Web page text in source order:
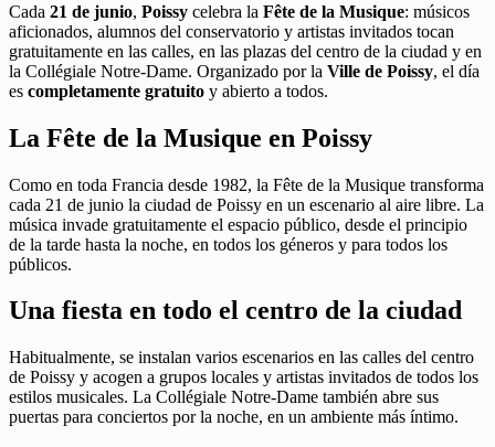
Cada 21 de junio, Poissy celebra la Fête de la Musique: músicos
aficionados, alumnos del conservatorio y artistas invitados tocan
gratuitamente en las calles, en las plazas del centro de la ciudad y en
la Collégiale Notre-Dame. Organizado por la Ville de Poissy, el día
es completamente gratuito y abierto a todos.
La Fête de la Musique en Poissy
Como en toda Francia desde 1982, la Fête de la Musique transforma
cada 21 de junio la ciudad de Poissy en un escenario al aire libre. La
música invade gratuitamente el espacio público, desde el principio
de la tarde hasta la noche, en todos los géneros y para todos los
públicos.
Una fiesta en todo el centro de la ciudad
Habitualmente, se instalan varios escenarios en las calles del centro
de Poissy y acogen a grupos locales y artistas invitados de todos los
estilos musicales. La Collégiale Notre-Dame también abre sus
puertas para conciertos por la noche, en un ambiente más íntimo.